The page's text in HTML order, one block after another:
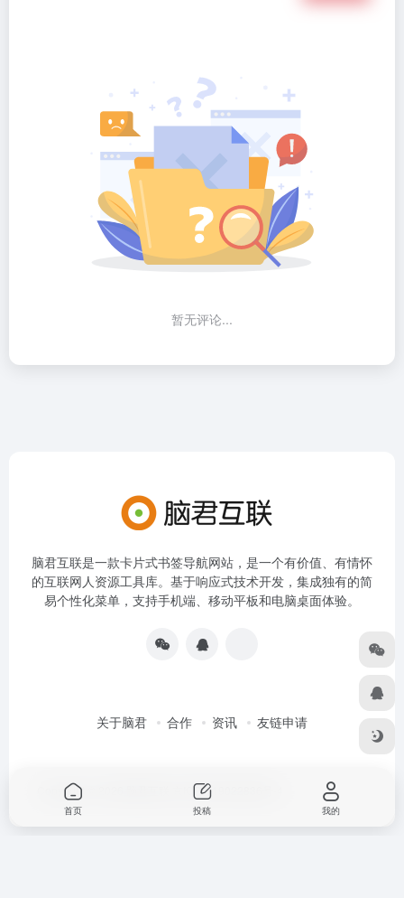
暂无评论...
脑君互联是一款卡片式书签导航网站，是一个有价值、有情怀
的互联网人资源工具库。基于响应式技术开发，集成独有的简
易个性化菜单，支持手机端、移动平板和电脑桌面体验。
关于脑君 合作 资讯 友链申请
Copyright © 2026 京ICP备19022836号-4
首页 投稿 我的